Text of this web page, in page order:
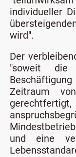
individueller
wird".
Der
"soweit
Zeitraum
und eine